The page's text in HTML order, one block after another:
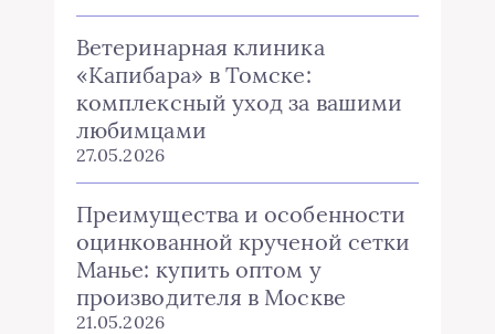
Ветеринарная клиника
«Капибара» в Томске:
комплексный уход за вашими
любимцами
27.05.2026
Преимущества и особенности
оцинкованной крученой сетки
Манье: купить оптом у
производителя в Москве
21.05.2026